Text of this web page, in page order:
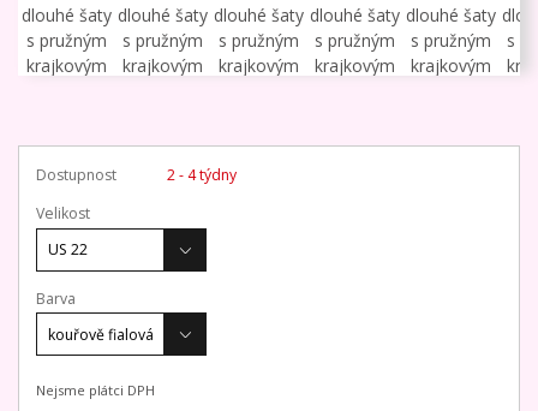
Dostupnost
2 - 4 týdny
Velikost
Barva
Nejsme plátci DPH